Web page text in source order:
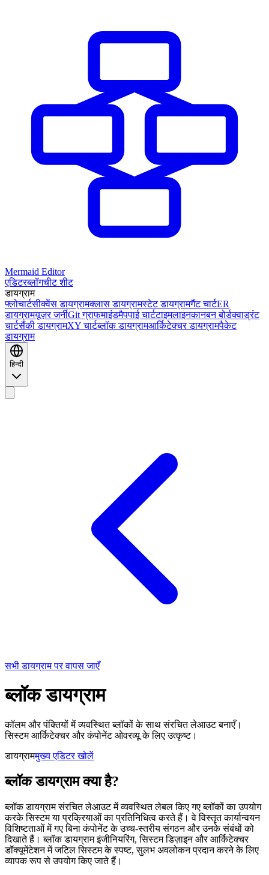
Mermaid Editor
एडिटरब्लॉगचीट शीट
डायग्राम
फ्लोचार्टसीक्वेंस डायग्रामक्लास डायग्रामस्टेट डायग्रामगैंट चार्टER
डायग्रामयूज़र जर्नीGit ग्राफमाइंडमैपपाई चार्टटाइमलाइनकानबन बोर्डक्वाड्रंट
चार्टसैंकी डायग्रामXY चार्टब्लॉक डायग्रामआर्किटेक्चर डायग्रामपैकेट
डायग्राम
हिन्दी
सभी डायग्राम पर वापस जाएँ
ब्लॉक डायग्राम
कॉलम और पंक्तियों में व्यवस्थित ब्लॉकों के साथ संरचित लेआउट बनाएँ।
सिस्टम आर्किटेक्चर और कंपोनेंट ओवरव्यू के लिए उत्कृष्ट।
डायग्राममुख्य एडिटर खोलें
ब्लॉक डायग्राम क्या है?
ब्लॉक डायग्राम संरचित लेआउट में व्यवस्थित लेबल किए गए ब्लॉकों का उपयोग
करके सिस्टम या प्रक्रियाओं का प्रतिनिधित्व करते हैं। वे विस्तृत कार्यान्वयन
विशिष्टताओं में गए बिना कंपोनेंट के उच्च-स्तरीय संगठन और उनके संबंधों को
दिखाते हैं। ब्लॉक डायग्राम इंजीनियरिंग, सिस्टम डिज़ाइन और आर्किटेक्चर
डॉक्यूमेंटेशन में जटिल सिस्टम के स्पष्ट, सुलभ अवलोकन प्रदान करने के लिए
व्यापक रूप से उपयोग किए जाते हैं।